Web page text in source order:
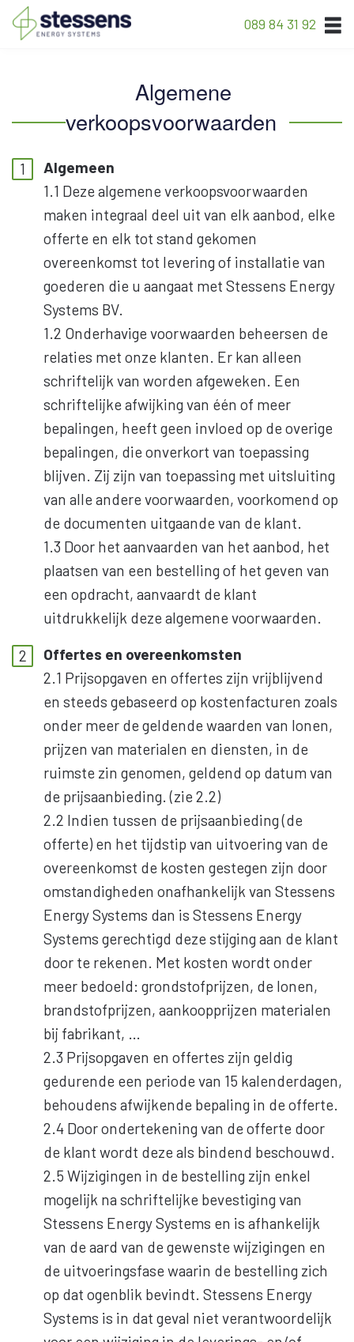
089 84 31 92
Algemene
verkoopsvoorwaarden
Algemeen
1.1 Deze algemene verkoopsvoorwaarden
maken integraal deel uit van elk aanbod, elke
offerte en elk tot stand gekomen
overeenkomst tot levering of installatie van
goederen die u aangaat met Stessens Energy
Systems BV.
1.2 Onderhavige voorwaarden beheersen de
relaties met onze klanten. Er kan alleen
schriftelijk van worden afgeweken. Een
schriftelijke afwijking van één of meer
bepalingen, heeft geen invloed op de overige
bepalingen, die onverkort van toepassing
blijven. Zij zijn van toepassing met uitsluiting
van alle andere voorwaarden, voorkomend op
de documenten uitgaande van de klant.
1.3 Door het aanvaarden van het aanbod, het
plaatsen van een bestelling of het geven van
een opdracht, aanvaardt de klant
uitdrukkelijk deze algemene voorwaarden.
Offertes en overeenkomsten
2.1 Prijsopgaven en offertes zijn vrijblijvend
en steeds gebaseerd op kostenfacturen zoals
onder meer de geldende waarden van lonen,
prijzen van materialen en diensten, in de
ruimste zin genomen, geldend op datum van
de prijsaanbieding. (zie 2.2)
2.2 Indien tussen de prijsaanbieding (de
offerte) en het tijdstip van uitvoering van de
overeenkomst de kosten gestegen zijn door
omstandigheden onafhankelijk van Stessens
Energy Systems dan is Stessens Energy
Systems gerechtigd deze stijging aan de klant
door te rekenen. Met kosten wordt onder
meer bedoeld: grondstofprijzen, de lonen,
brandstofprijzen, aankoopprijzen materialen
bij fabrikant, …
2.3 Prijsopgaven en offertes zijn geldig
gedurende een periode van 15 kalenderdagen,
behoudens afwijkende bepaling in de offerte.
2.4 Door ondertekening van de offerte door
de klant wordt deze als bindend beschouwd.
2.5 Wijzigingen in de bestelling zijn enkel
mogelijk na schriftelijke bevestiging van
Stessens Energy Systems en is afhankelijk
van de aard van de gewenste wijzigingen en
de uitvoeringsfase waarin de bestelling zich
op dat ogenblik bevindt. Stessens Energy
Systems is in dat geval niet verantwoordelijk